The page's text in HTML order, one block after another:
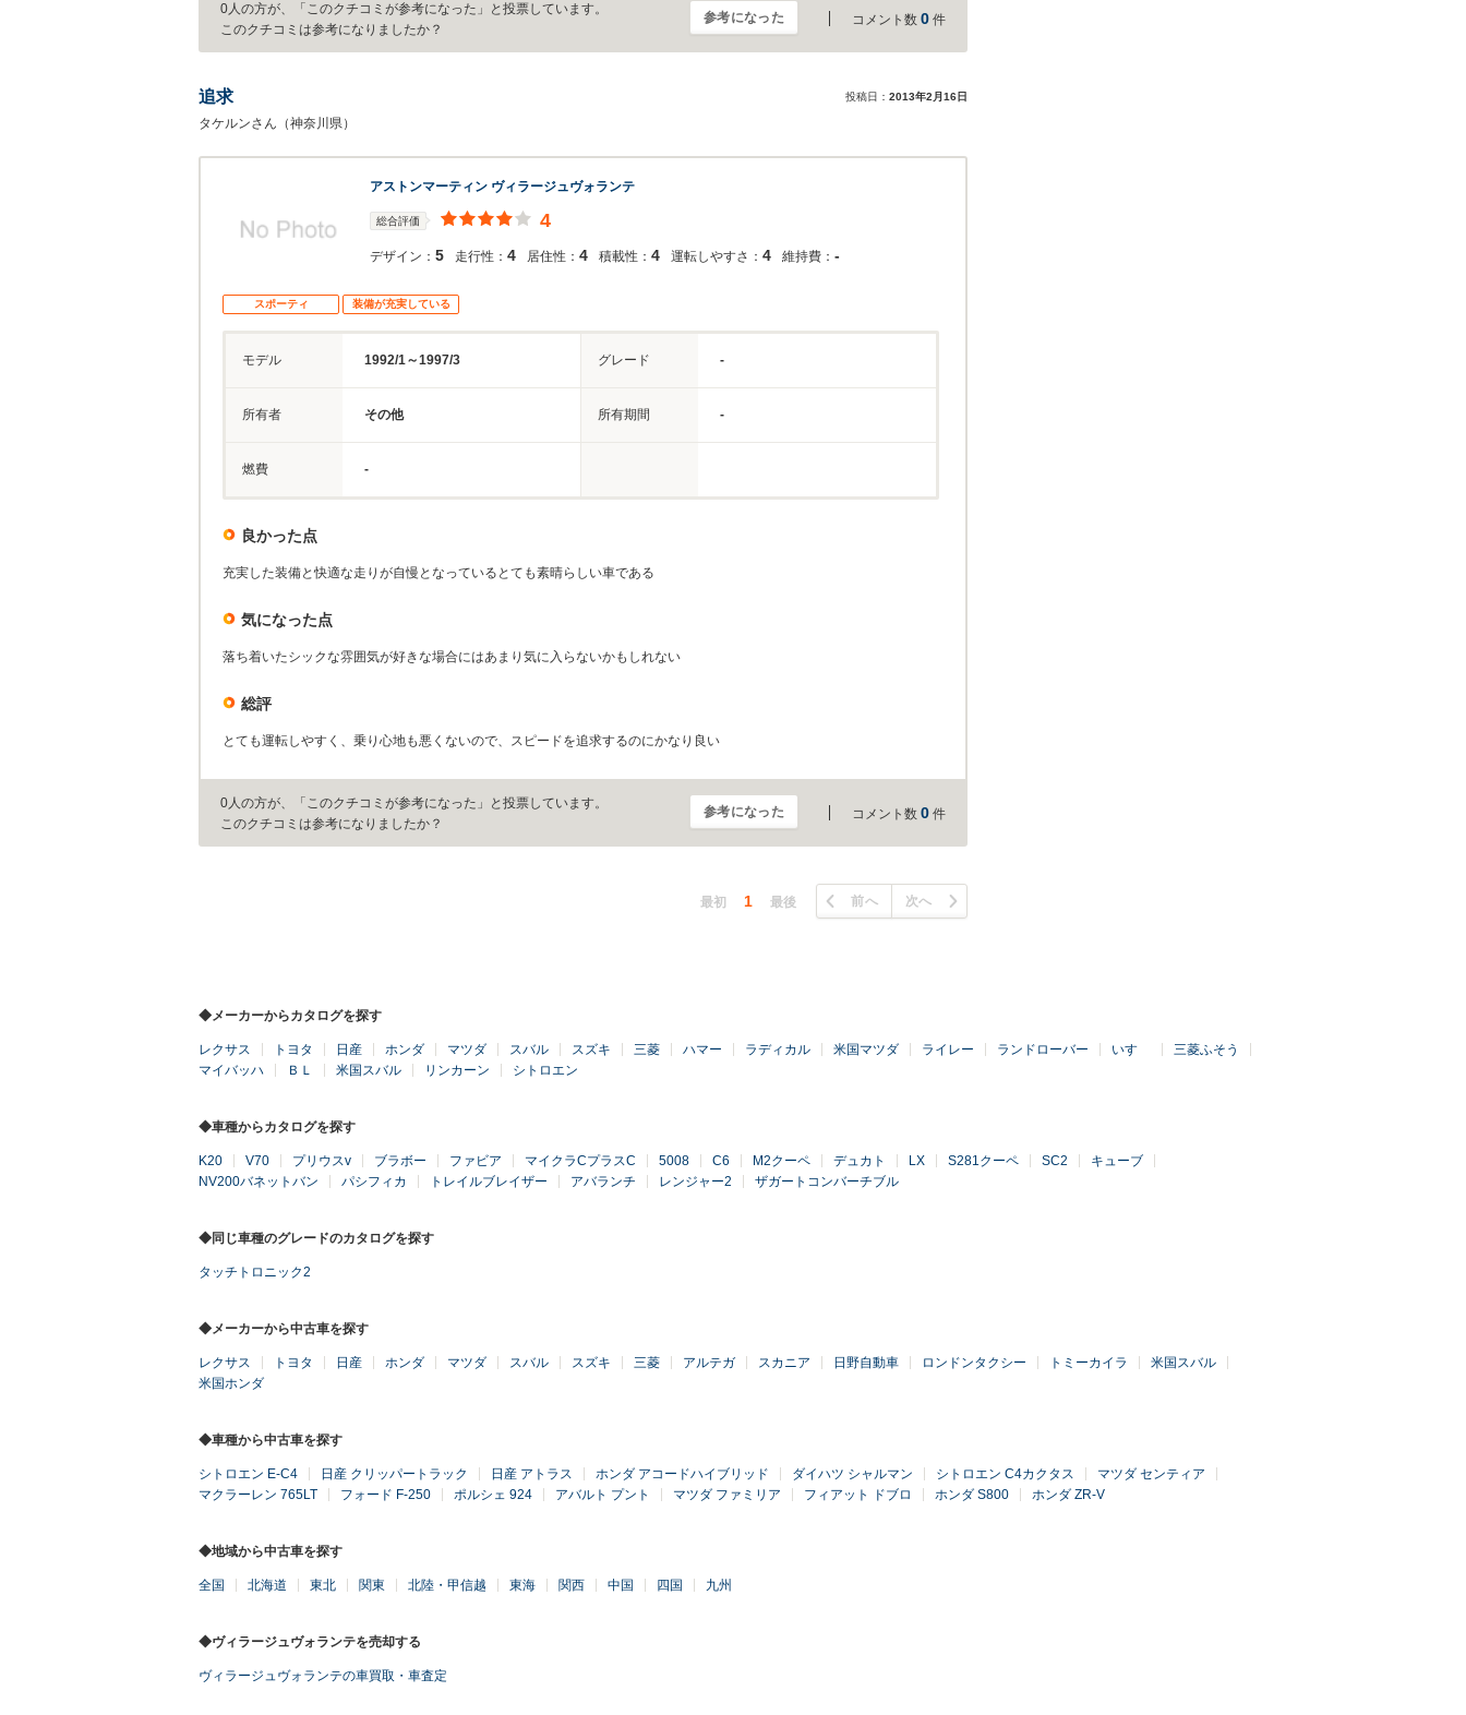
0人の方が、「このクチコミが参考になった」と投票しています。
このクチコミは参考になりましたか？
参考になった コメント数 0 件
追求 投稿日： 2013年2月16日
タケルンさん（神奈川県）
アストンマーティン ヴィラージュヴォランテ
総合評価 4
デザイン： 5 走行性： 4 居住性： 4 積載性： 4 運転しやすさ： 4 維持費： -
スポーティ 装備が充実している
モデル 1992/1～1997/3 グレード -
所有者 その他 所有期間 -
燃費 -
良かった点
充実した装備と快適な走りが自慢となっているとても素晴らしい車である
気になった点
落ち着いたシックな雰囲気が好きな場合にはあまり気に入らないかもしれない
総評
とても運転しやすく、乗り心地も悪くないので、スピードを追求するのにかなり良い
0人の方が、「このクチコミが参考になった」と投票しています。
このクチコミは参考になりましたか？
参考になった コメント数 0 件
最初 1 最後 前へ 次へ
◆メーカーからカタログを探す
レクサス トヨタ 日産 ホンダ マツダ スバル スズキ 三菱 ハマー ラディカル 米国マツダ ライレー ランドローバー いすゞ
三菱ふそう
マイバッハ
ＢＬ 米国スバル リンカーン シトロエン
◆車種からカタログを探す
K20 V70 プリウスv ブラボー ファビア マイクラCプラスC 5008 C6 M2クーペ デュカト LX S281クーペ SC2
キューブ
NV200バネットバン
パシフィカ トレイルブレイザー アバランチ レンジャー2 ザガートコンバーチブル
◆同じ車種のグレードのカタログを探す
タッチトロニック2
◆メーカーから中古車を探す
レクサス トヨタ 日産 ホンダ マツダ スバル スズキ 三菱 アルテガ スカニア 日野自動車 ロンドンタクシー トミーカイラ
米国スバル
米国ホンダ
◆車種から中古車を探す
シトロエン E-C4 日産 クリッパートラック 日産 アトラス ホンダ アコードハイブリッド ダイハツ シャルマン シトロエン C4カクタス
マツダ センティア
マクラーレン 765LT
フォード F-250 ポルシェ 924 アバルト プント マツダ ファミリア フィアット ドブロ ホンダ S800 ホンダ ZR-V
◆地域から中古車を探す
全国 北海道 東北 関東 北陸・甲信越 東海 関西 中国 四国 九州
◆ヴィラージュヴォランテを売却する
ヴィラージュヴォランテの車買取・車査定